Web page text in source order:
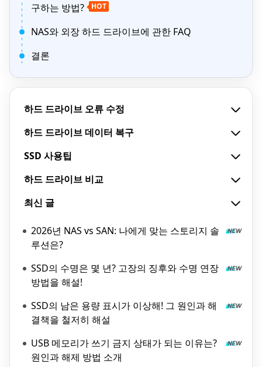
구하는 방법?
HOT
NAS와 외장 하드 드라이브에 관한 FAQ
결론
하드 드라이브 오류 수정
하드 드라이브 데이터 복구
SSD 사용팁
하드 드라이브 비교
최신 글
2026년 NAS vs SAN: 나에게 맞는 스토리지 솔
루션은?
SSD의 수명은 몇 년? 고장의 징후와 수명 연장
방법을 해설!
SSD의 남은 용량 표시가 이상해! 그 원인과 해
결책을 철저히 해설
USB 메모리가 쓰기 금지 상태가 되는 이유는?
원인과 해제 방법 소개